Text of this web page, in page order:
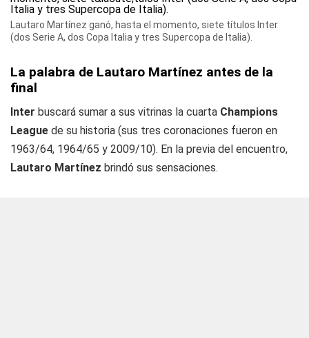
Lautaro Martínez ganó, hasta el momento, siete títulos Inter
(dos Serie A, dos Copa Italia y tres Supercopa de Italia).
La palabra de Lautaro Martínez antes de la
final
Inter buscará sumar a sus vitrinas la cuarta Champions
League de su historia (sus tres coronaciones fueron en
1963/64, 1964/65 y 2009/10). En la previa del encuentro,
Lautaro Martínez brindó sus sensaciones.